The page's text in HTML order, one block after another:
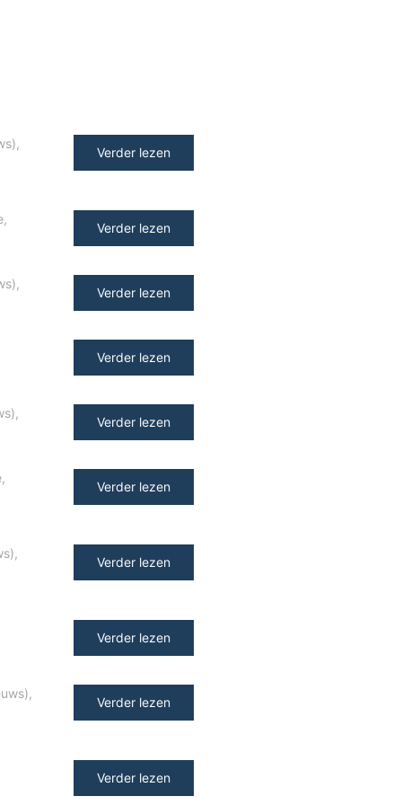
,
Verder lezen
,
Verder lezen
,
Verder lezen
Verder lezen
,
Verder lezen
,
Verder lezen
,
Verder lezen
Verder lezen
,
Verder lezen
Verder lezen